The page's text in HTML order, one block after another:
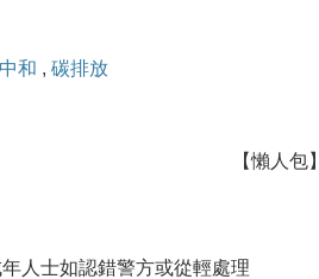
和 , 碳排放
【懶人
人士如認錯警方或從輕處理